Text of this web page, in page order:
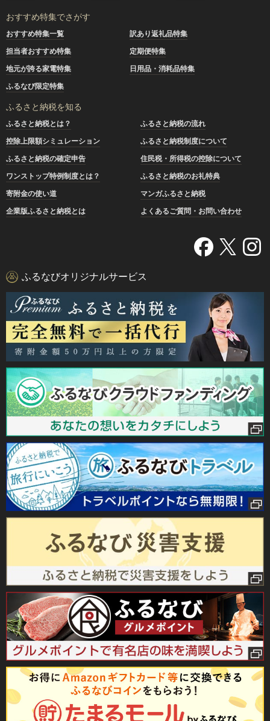
おすすめ特集でさがす
おすすめ特集一覧
訳あり返礼品特集
担当者おすすめ特集
定期便特集
地元が誇る家電特集
日用品・消耗品特集
ふるなび限定特集
ふるさと納税を知る
ふるさと納税とは？
ふるさと納税の流れ
控除上限額シミュレーション
ふるさと納税制度について
ふるさと納税の確定申告
住民税・所得税の控除について
ワンストップ特例制度とは？
ふるさと納税のお礼特典
寄附金の使い道
マンガふるさと納税
企業版ふるさと納税とは
よくあるご質問・お問い合わせ
ふるなびオリジナルサービス